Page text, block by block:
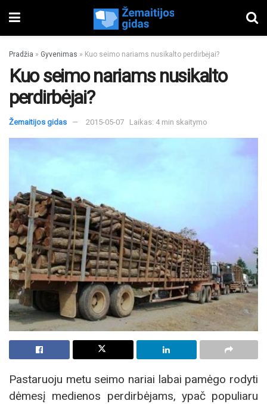
Pradžia » Gyvenimas » Kuo seimo nariams nusikalto perdirbėjai?
Kuo seimo nariams nusikalto
perdirbėjai?
Žemaitijos gidas 2015-05-07 Laikas: 4 min skaitymo
Pastaruoju metu seimo nariai labai pamėgo rodyti
dėmesį medienos perdirbėjams, ypač populiaru